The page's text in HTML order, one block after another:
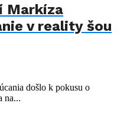
Markíza
v reality šou
došlo k pokusu o
na...